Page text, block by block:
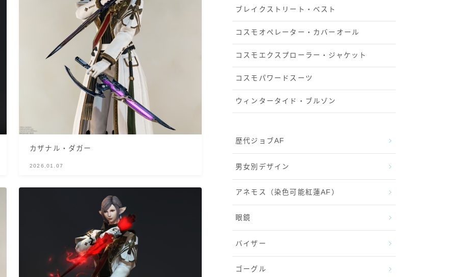
目隠し
フルフェイス
カザナル・ダガー
2026.01.07
ブレイクストリート・ベスト
コスモオペレーター・カバーオール
コスモエクスプローラー・ジャケット
コスモパワードスーツ
ウィンタータイド・ブルゾン
歴代ジョブAF
男女別デザイン
アネモス（染色可能紅蓮AF）
眼鏡
バイザー
ゴーグル